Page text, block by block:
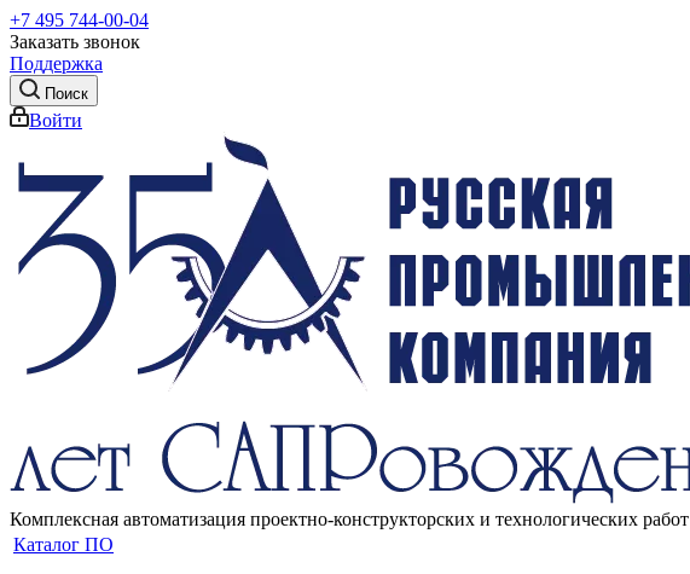
+7 495 744-00-04
Заказать звонок
Поддержка
Поиск
Войти
Комплексная автоматизация проектно-конструкторских и технологических работ
Каталог ПО